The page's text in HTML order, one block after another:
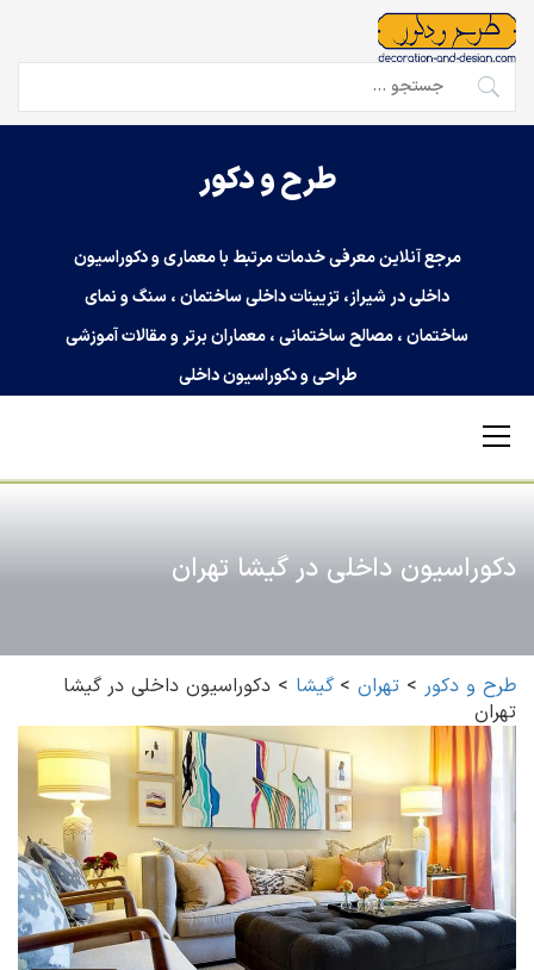
Skip
content
جستجو
برای:
طرح و دکور
مرجع آنلاین معرفی خدمات مرتبط با معماری و دکوراسیون
داخلی در شیراز، تزیینات داخلی ساختمان ، سنگ و نمای
ساختمان ، مصالح ساختمانی ، معماران برتر و مقالات آموزشی
طراحی و دکوراسیون داخلی
دکوراسیون داخلی در گیشا تهران
طرح و دکور > تهران > گیشا > دکوراسیون داخلی در گیشا
تهران